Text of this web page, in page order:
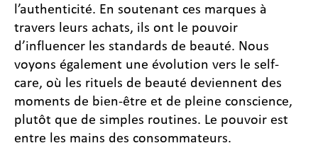
l’authenticité. En soutenant ces marques à
travers leurs achats, ils ont le pouvoir
d’influencer les standards de beauté. Nous
voyons également une évolution vers le self-
care, où les rituels de beauté deviennent des
moments de bien-être et de pleine conscience,
plutôt que de simples routines. Le pouvoir est
entre les mains des consommateurs.